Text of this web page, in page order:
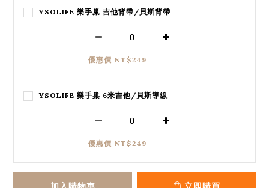
YSOLIFE 樂手巢 吉他背帶/貝斯背帶
優惠價 NT$249
YSOLIFE 樂手巢 6米吉他/貝斯導線
優惠價 NT$249